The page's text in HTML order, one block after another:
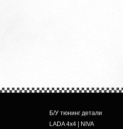
Б/У тюнинг детали
LADA 4x4 | NIVA